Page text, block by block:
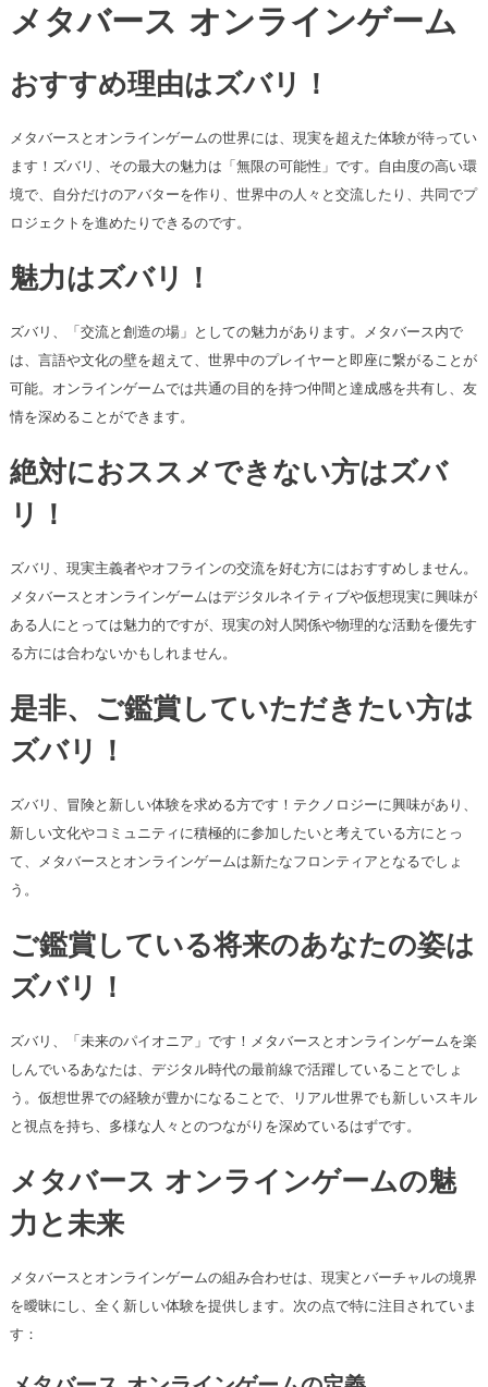
メタバース オンラインゲーム
おすすめ理由はズバリ！
メタバースとオンラインゲームの世界には、現実を超えた体験が待ってい
ます！ズバリ、その最大の魅力は「無限の可能性」です。自由度の高い環
境で、自分だけのアバターを作り、世界中の人々と交流したり、共同でプ
ロジェクトを進めたりできるのです。
魅力はズバリ！
ズバリ、「交流と創造の場」としての魅力があります。メタバース内で
は、言語や文化の壁を超えて、世界中のプレイヤーと即座に繋がることが
可能。オンラインゲームでは共通の目的を持つ仲間と達成感を共有し、友
情を深めることができます。
絶対におススメできない方はズバ
リ！
ズバリ、現実主義者やオフラインの交流を好む方にはおすすめしません。
メタバースとオンラインゲームはデジタルネイティブや仮想現実に興味が
ある人にとっては魅力的ですが、現実の対人関係や物理的な活動を優先す
る方には合わないかもしれません。
是非、ご鑑賞していただきたい方は
ズバリ！
ズバリ、冒険と新しい体験を求める方です！テクノロジーに興味があり、
新しい文化やコミュニティに積極的に参加したいと考えている方にとっ
て、メタバースとオンラインゲームは新たなフロンティアとなるでしょ
う。
ご鑑賞している将来のあなたの姿は
ズバリ！
ズバリ、「未来のパイオニア」です！メタバースとオンラインゲームを楽
しんでいるあなたは、デジタル時代の最前線で活躍していることでしょ
う。仮想世界での経験が豊かになることで、リアル世界でも新しいスキル
と視点を持ち、多様な人々とのつながりを深めているはずです。
メタバース オンラインゲームの魅
力と未来
メタバースとオンラインゲームの組み合わせは、現実とバーチャルの境界
を曖昧にし、全く新しい体験を提供します。次の点で特に注目されていま
す：